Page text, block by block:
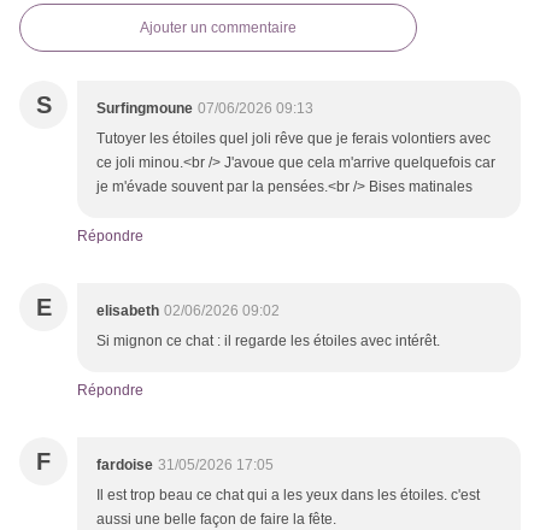
Ajouter un commentaire
S Surfingmoune 07/06/2026 09:13
Tutoyer les étoiles quel joli rêve que je ferais volontiers avec
ce joli minou.<br /> J'avoue que cela m'arrive quelquefois car
je m'évade souvent par la pensées.<br /> Bises matinales
Répondre
E elisabeth 02/06/2026 09:02
Si mignon ce chat : il regarde les étoiles avec intérêt.
Répondre
F fardoise 31/05/2026 17:05
Il est trop beau ce chat qui a les yeux dans les étoiles. c'est
aussi une belle façon de faire la fête.